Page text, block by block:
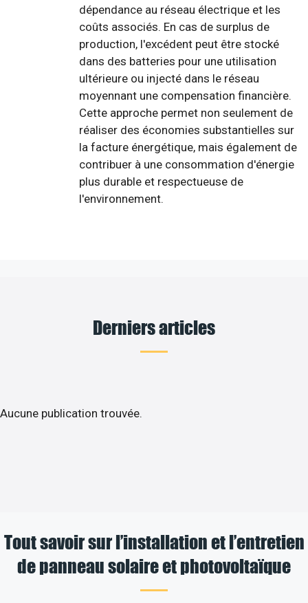
dépendance au réseau électrique et les
coûts associés. En cas de surplus de
production, l'excédent peut être stocké
dans des batteries pour une utilisation
ultérieure ou injecté dans le réseau
moyennant une compensation financière.
Cette approche permet non seulement de
réaliser des économies substantielles sur
la facture énergétique, mais également de
contribuer à une consommation d'énergie
plus durable et respectueuse de
l'environnement.
Derniers articles
Aucune publication trouvée.
Tout savoir sur l’installation et l’entretien
de panneau solaire et photovoltaïque